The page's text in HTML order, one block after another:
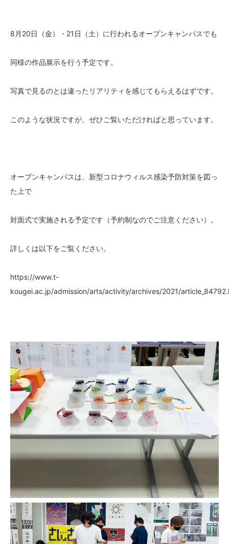
8月20日（金）・21日（土）に行われるオープンキャンパスでも
同様の作品展示を行う予定です。
写真で見るのとは違ったリアリティを感じてもらえるはずです。
このような状況ですが、ぜひご覧いただければと思っています。
オープンキャンパスは、新型コロナウィルス感染予防対策を図っ
た上で
対面式で実施される予定です（予約制なのでご注意ください）。
詳しくは以下をご覧ください。
https://www.t-
kougei.ac.jp/admission/arts/activity/archives/2021/